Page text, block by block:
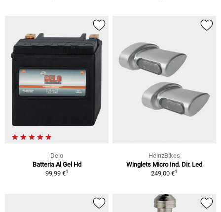
Delo
Batteria Al Gel Hd
99,99 €1
HeinzBikes
Winglets Micro Ind. Dir. Led
249,00 €1